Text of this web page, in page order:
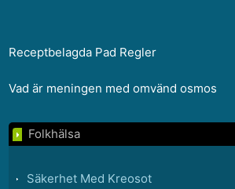
Receptbelagda Pad Regler
Vad är meningen med omvänd osmos
Folkhälsa
Säkerhet Med Kreosot